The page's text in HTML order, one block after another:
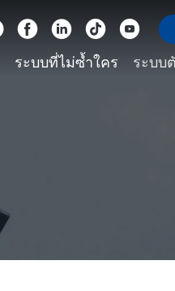
ระบบที่ไม่ซ้ำใคร ระบบ